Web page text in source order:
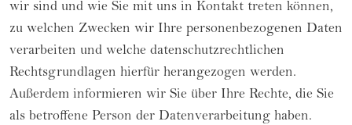
wir sind und wie Sie mit uns in Kontakt treten können,
zu welchen Zwecken wir Ihre personenbezogenen Daten
verarbeiten und welche datenschutzrechtlichen
Rechtsgrundlagen hierfür herangezogen werden.
Außerdem informieren wir Sie über Ihre Rechte, die Sie
als betroffene Person der Datenverarbeitung haben.